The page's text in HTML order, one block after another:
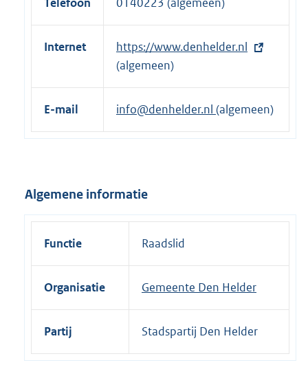
Internet
E
x
t
e
n
i
n
https://www.denhelder.nl
(algemeen)
E-mail info@denhelder.nl (algemeen)
Algemene informatie
Functie Raadslid
Organisatie Gemeente Den Helder
Partij Stadspartij Den Helder